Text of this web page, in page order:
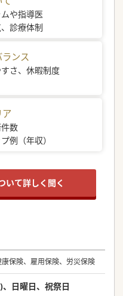
や指導医
診療体制
ンス
さ、休暇制度
数
例（年収）
いて詳しく聞く
保険、雇用保険、労災保険
日曜日、祝祭日